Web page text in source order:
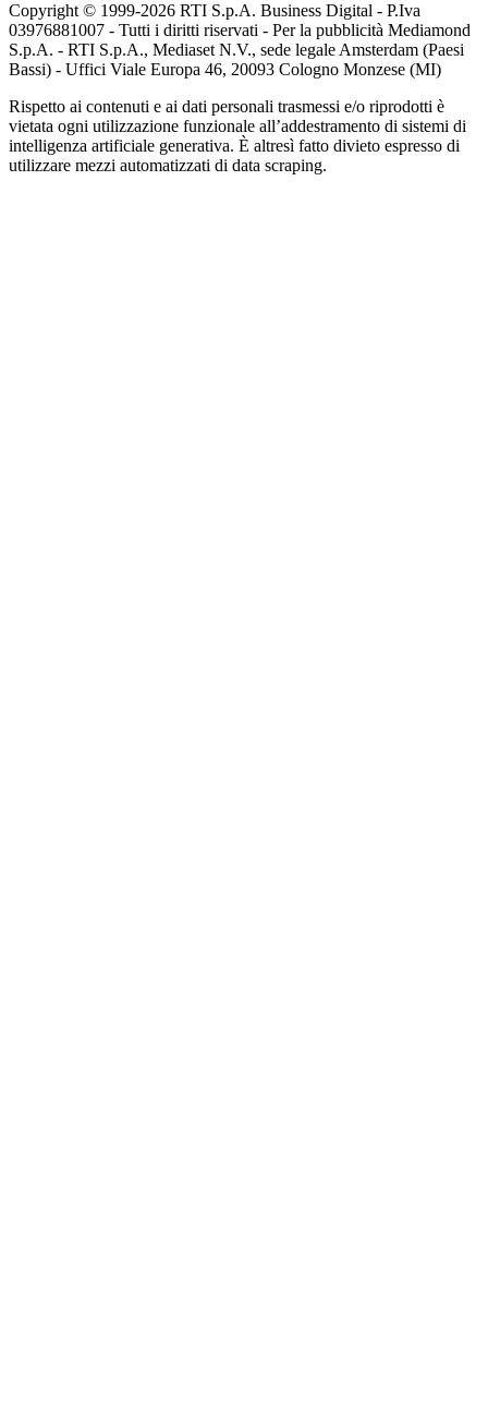
Copyright © 1999-2026 RTI S.p.A. Business Digital - P.Iva
03976881007 - Tutti i diritti riservati - Per la pubblicità Mediamond
S.p.A. - RTI S.p.A., Mediaset N.V., sede legale Amsterdam (Paesi
Bassi) - Uffici Viale Europa 46, 20093 Cologno Monzese (MI)
Rispetto ai contenuti e ai dati personali trasmessi e/o riprodotti è
vietata ogni utilizzazione funzionale all’addestramento di sistemi di
intelligenza artificiale generativa. È altresì fatto divieto espresso di
utilizzare mezzi automatizzati di data scraping.